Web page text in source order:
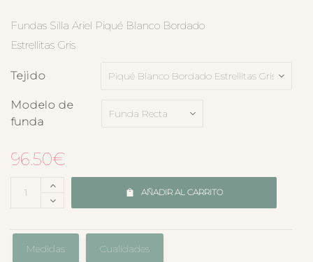
Fundas Silla Ariel Piqué Blanco Bordado
Estrellitas Gris
Tejido
Modelo de
funda
96.50€
AÑADIR AL CARRITO
Medidas Cualidades